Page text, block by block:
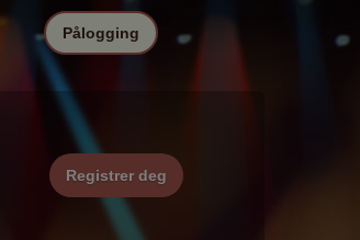
Registrer deg
Pålogging